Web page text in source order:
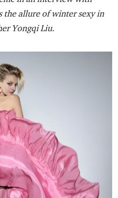
the allure of winter sexy in
Yongqi Liu.